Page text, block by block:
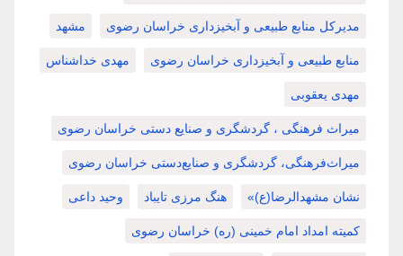
مدیرکل منابع طبیعی و آبخیزداری خراسان رضوی مشهد
منابع طبیعی و آبخیزداری خراسان رضوی مهدی خداشناس
مهدی یعقوبی
میراث فرهنگی ، گردشگری و صنایع دستی خراسان رضوی
میراث‌فرهنگی، گردشگری و صنایع‌دستی خراسان رضوی
نشان مشهدالرضا(ع)» هنگ مرزی تایباد وحید داعی
کمیته امداد امام خمینی (ره) خراسان رضوی